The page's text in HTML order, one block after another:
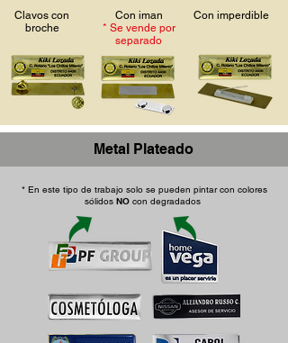
Clavos con
broche
Con iman
* Se vende por
separado
Con imperdible
Metal Plateado
* En este tipo de trabajo solo se pueden pintar con colores
sólidos NO con degradados